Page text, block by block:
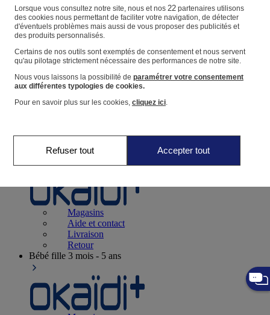
Magasin
Vos informations personnelles
Suivre une commande
Panier
Favoris
Naissance0-12 mois
Magasins
Aide et contact
Livraison
Retour
Bébé fille 3 mois - 5 ans
Lorsque vous consultez notre site, nous et nos 22partenaires utilisons
des cookies nous permettant de faciliter votre navigation, de détecter
d'éventuels problèmes mais aussi de vous proposer des publicités et
des produits personnalisés.
Certains de nos outils sont exemptés de consentement et nous servent
qu'au pilotage strictement nécessaire des performances de notre site.
Nous vous laissons la possibilité de paramétrer votre consentement
aux différentes typologies de cookies.
Pour en savoir plus sur les cookies, cliquez ici.
Refuser tout Accepter tout